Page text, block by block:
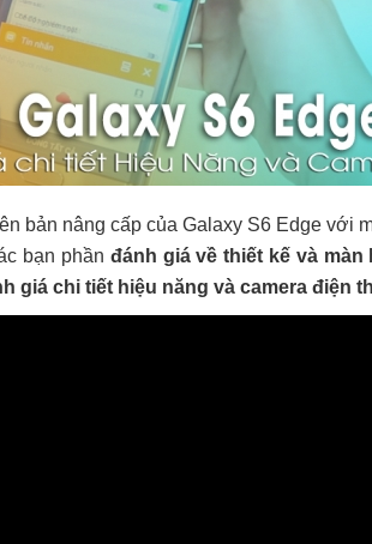
bản nâng cấp của Galaxy S6 Edge với
bạn phần đánh giá về thiết kế và
giá chi tiết hiệu năng và camera điện